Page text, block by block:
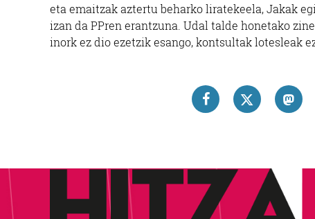
eta emaitzak aztertu beharko liratekeela, Jakak
izan da PPren erantzuna. Udal talde honetako
inork ez dio ezetzik esango, kontsultak lotesleak